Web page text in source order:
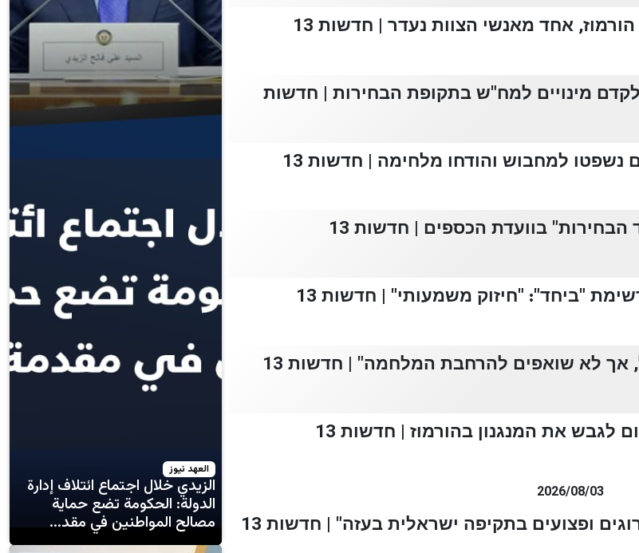
אחד מאנשי הצוות נעדר | חדשות 13
מינויים למח"ש בתקופת הבחירות | חדשות
בוועדת הכספים | חדשות 13
אך לא שואפים להרחבת המלחמה" | חדשות 13
2026/08/03
ופצועים בתקיפה ישראלית בעזה" | חדשות 13
العهد نيوز
الزيدي خلال اجتماع ائتلاف إدارة
الدولة: الحكومة تضع حماية
مصالح المواطنين في مقد...